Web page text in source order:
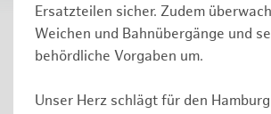
Ersatzteilen sicher. Zudem
Weichen und Bahnübergänge und
behördliche Vorgaben um.
Unser Herz schlägt für den